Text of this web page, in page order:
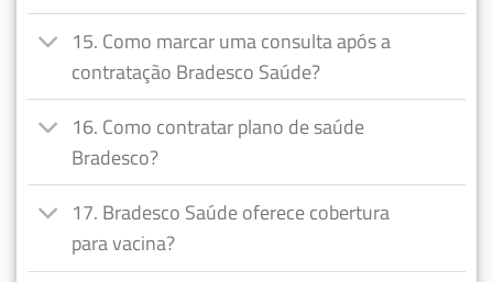
15. Como marcar uma consulta após a
contratação Bradesco Saúde?
16. Como contratar plano de saúde
Bradesco?
17. Bradesco Saúde oferece cobertura
para vacina?